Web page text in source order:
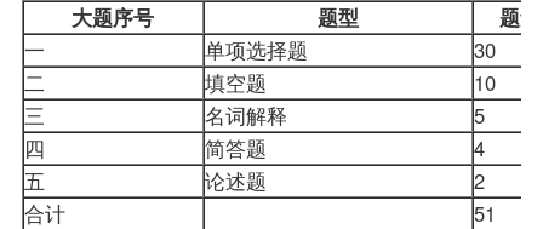
大题序号
题型
题量
一
单项选择题
30
二
填空题
10
三
名词解释
5
四
简答题
4
五
论述题
2
合计
51